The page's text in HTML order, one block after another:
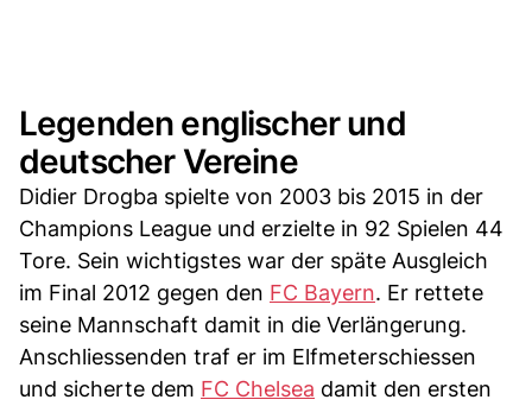
Legenden englischer und
deutscher Vereine
Didier Drogba spielte von 2003 bis 2015 in der
Champions League und erzielte in 92 Spielen 44
Tore. Sein wichtigstes war der späte Ausgleich
im Final 2012 gegen den FC Bayern. Er rettete
seine Mannschaft damit in die Verlängerung.
Anschliessenden traf er im Elfmeterschiessen
und sicherte dem FC Chelsea damit den ersten